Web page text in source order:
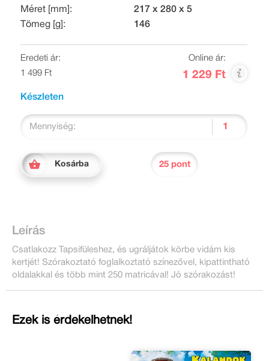
Méret [mm]:
217 x 280 x 5
Tömeg [g]:
146
Eredeti ár:
1 499 Ft
Online ár:
1 229 Ft
Készleten
Mennyiség:
Kosárba 25 pont
Leírás
Csatlakozz Tapsifüleshez, és ugráljátok körbe vidám kis
kertjét! Szórakoztató foglalkoztató színezővel, kipattintható
oldalakkal és több mint 250 matricával! Jó szórakozást!
Ezek is érdekelhetnek!